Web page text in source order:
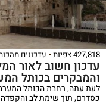
427,818 צפיות עדכונים
עדכון חשוב לאור
והמבקרים בכותל
לעת עתה, רחבת הכותל
כסדרם, תוך שימת לב והקפדה